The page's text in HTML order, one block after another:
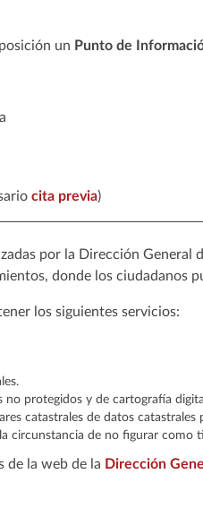
un Punto de
cita previa)
por la Dirección General
donde los ciudadanos
los siguientes servicios:
protegidos y de cartografía
catastrales de datos
circunstancia de no figurar como
de la web de la Dirección